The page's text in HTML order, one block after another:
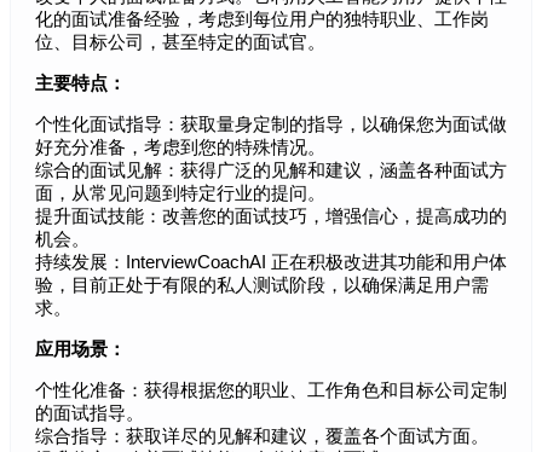
化的面试准备经验，考虑到每位用户的独特职业、工作岗
位、目标公司，甚至特定的面试官。
主要特点：
个性化面试指导：获取量身定制的指导，以确保您为面试做
好充分准备，考虑到您的特殊情况。
综合的面试见解：获得广泛的见解和建议，涵盖各种面试方
面，从常见问题到特定行业的提问。
提升面试技能：改善您的面试技巧，增强信心，提高成功的
机会。
持续发展：InterviewCoachAI 正在积极改进其功能和用户体
验，目前正处于有限的私人测试阶段，以确保满足用户需
求。
应用场景：
个性化准备：获得根据您的职业、工作角色和目标公司定制
的面试指导。
综合指导：获取详尽的见解和建议，覆盖各个面试方面。